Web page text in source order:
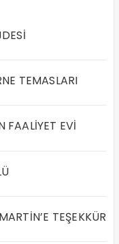
TEMASLARI
FAALİYET EVİ
TEŞEKKÜR